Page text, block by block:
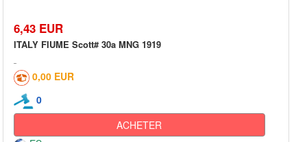
6,43 EUR
ITALY FIUME Scott# 30a MNG 1919
0,00 EUR
0
ACHETER